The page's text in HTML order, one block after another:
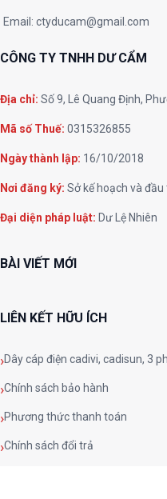
Email: ctyducam@gmail.com
CÔNG TY TNHH DƯ CẨM
Địa chỉ: Số 9, Lê Quang Định,
Mã số Thuế: 0315326855
Ngày thành lập: 16/10/2018
Nơi đăng ký: Sở kế hoạch và đầu
Đại diện pháp luật: Dư Lệ Nhiên
BÀI VIẾT MỚI
LIÊN KẾT HỮU ÍCH
Dây cáp điện cadivi, cadisun, 3
Chính sách bảo hành
Phương thức thanh toán
Chính sách đổi trả